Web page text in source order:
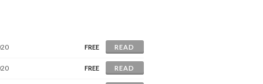
FREE READ
FREE READ